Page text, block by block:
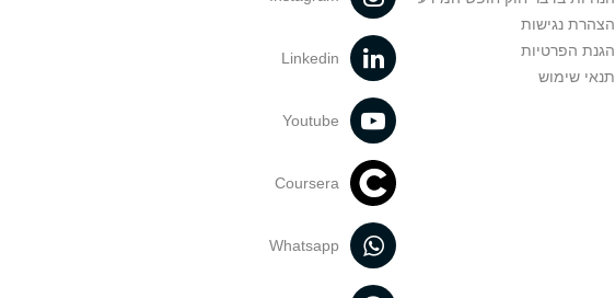
הצהרת נגישות
הגנת הפרטיות
תנאי שימוש
Linkedin
Youtube
Coursera
Whatsapp